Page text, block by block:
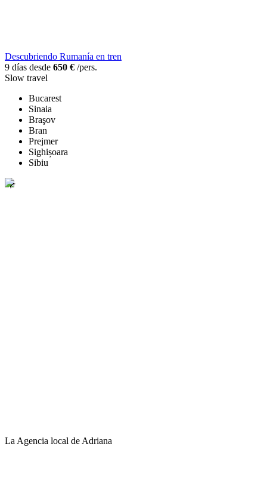
Descubriendo Rumanía en tren
9 días desde 650 € /pers.
Slow travel
Bucarest
Sinaia
Braşov
Bran
Prejmer
Sighișoara
Sibiu
La Agencia local de Adriana